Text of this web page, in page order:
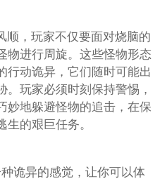
顺，玩家不仅要面对烧脑的
物进行周旋。这些怪物形态
行动诡异，它们随时可能出
玩家必须时刻保持警惕，
妙地躲避怪物的追击，在保
的艰巨任务。
诡异的感觉，让你可以体